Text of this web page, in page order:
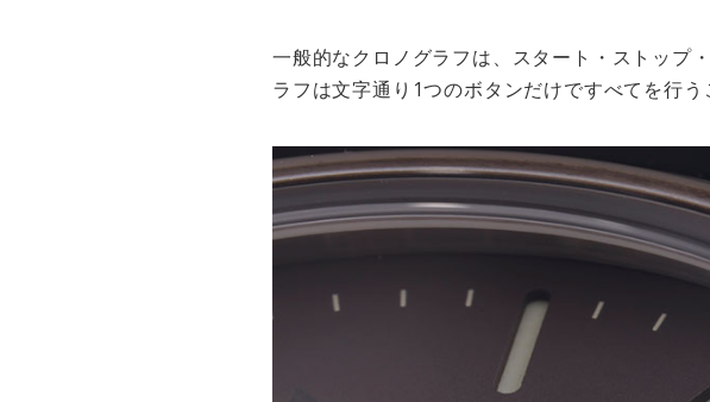
一般的なクロノグラフは、スタート・ストップ
ラフは文字通り1つのボタンだけですべてを行う